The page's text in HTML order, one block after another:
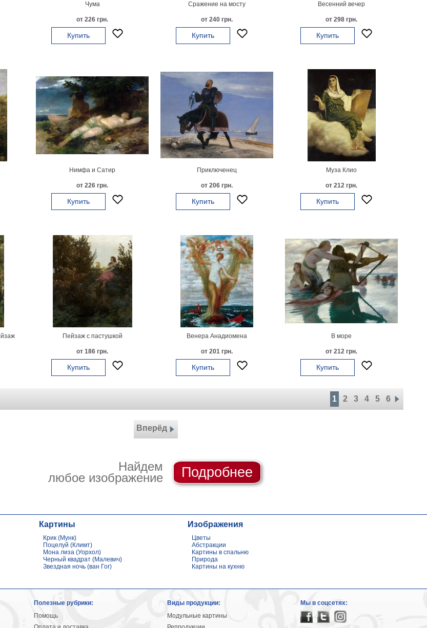
Чума
от 226 грн.
Купить
Сражение на мосту
от 240 грн.
Купить
Весенний вечер
от 298 грн.
Купить
Нимфа и Сатир
от 226 грн.
Купить
Приключенец
от 206 грн.
Купить
Муза Клио
от 212 грн.
Купить
Пейзаж с пастушкой
от 186 грн.
Купить
Венера Анадиомена
от 201 грн.
Купить
В море
от 212 грн.
Купить
1 2 3 4 5 6
Вперёд
Найдем
любое изображение
Подробнее
Картины
Крик (Мунк)
Поцелуй (Климт)
Мона лиза (Уорхол)
Черный квадрат (Малевич)
Звездная ночь (ван Гог)
Изображения
Цветы
Абстракции
Картины в спальню
Природа
Картины на кухню
Полезные рубрики:
Помощь
Виды продукции:
Модульные картины
Мы в соцсетях: